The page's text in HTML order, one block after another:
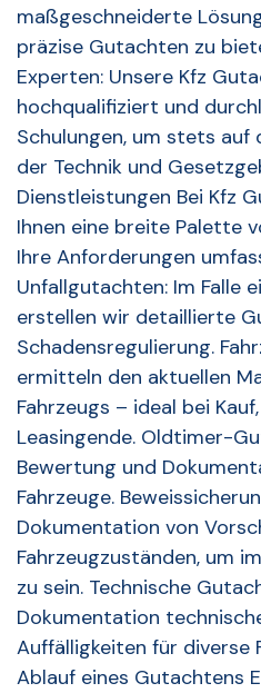
maßgeschneiderte
präzise Gutachten zu
Experten: Unsere Kfz
hochqualifiziert und
Schulungen, um stets auf
der Technik und
Dienstleistungen Bei Kfz
Ihnen eine breite Palette
Ihre Anforderungen
Unfallgutachten: Im Falle
erstellen wir detaillierte
Schadensregulierung.
ermitteln den aktuellen
Fahrzeugs – ideal bei
Leasingende. Oldtimer-
Bewertung und
Fahrzeuge.
Dokumentation von
Fahrzeugzuständen, um
zu sein. Technische
Dokumentation
Auffälligkeiten für diverse
Ablauf eines Gutachtens